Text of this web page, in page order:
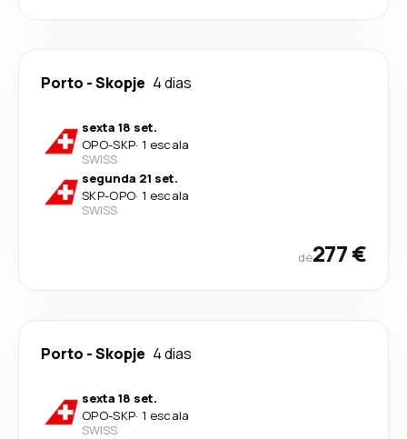
Porto -Skopje 4 dias
sexta 18 set.
OPO-SKP· 1 escala
SWISS
segunda 21 set.
SKP-OPO· 1 escala
SWISS
de277 €
Porto -Skopje 4 dias
sexta 18 set.
OPO-SKP· 1 escala
SWISS